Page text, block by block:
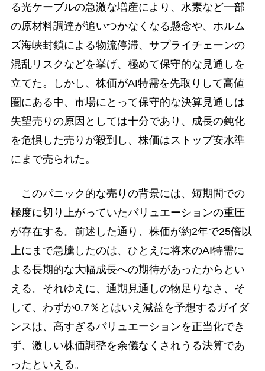
る光ケーブルの急激な増産により、水素など一部
の原材料調達が追いつかなくなる懸念や、ホルム
ズ海峡封鎖による物流停滞、サプライチェーンの
混乱リスクなどを挙げ、極めて保守的な見通しを
立てた。しかし、株価がAI特需を先取りして高値
圏にある中、市場にとって保守的な決算見通しは
失望売りの原因としては十分であり、成長の鈍化
を危惧した売りが殺到し、株価はストップ安水準
にまで売られた。
このパニック的な売りの背景には、短期間での
極度に切り上がっていたバリュエーションの重圧
が存在する。前述した通り、株価が約2年で25倍以
上にまで急騰したのは、ひとえに将来のAI特需に
よる長期的な大幅成長への期待があったからとい
える。それゆえに、通期見通しの物足りなさ、そ
して、わずか0.7％とはいえ減益を予想するガイダ
ンスは、高すぎるバリュエーションを正当化でき
ず、激しい株価調整を余儀なくされうる決算であ
ったといえる。